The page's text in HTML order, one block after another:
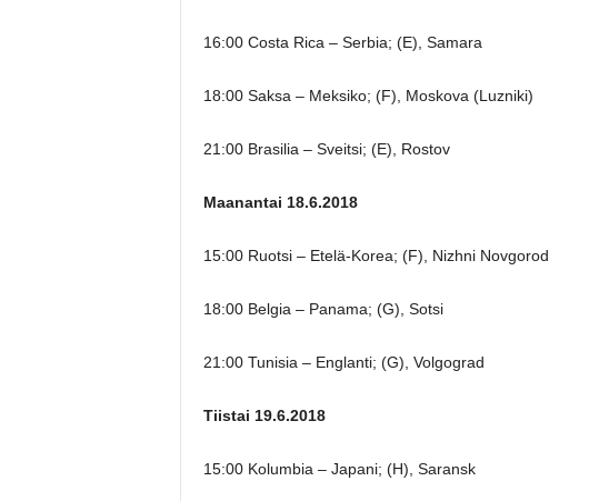
16:00 Costa Rica – Serbia; (E), Samara
18:00 Saksa – Meksiko; (F), Moskova (Luzniki)
21:00 Brasilia – Sveitsi; (E), Rostov
Maanantai 18.6.2018
15:00 Ruotsi – Etelä-Korea; (F), Nizhni Novgorod
18:00 Belgia – Panama; (G), Sotsi
21:00 Tunisia – Englanti; (G), Volgograd
Tiistai 19.6.2018
15:00 Kolumbia – Japani; (H), Saransk